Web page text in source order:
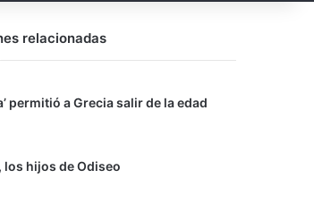
relacionadas
permitió a Grecia salir de la edad
los hijos de Odiseo